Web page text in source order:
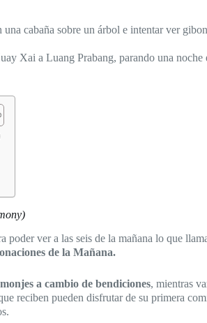
cabaña sobre un árbol e intentar ver
Xai a Luang Prabang, parando una noche
poder ver a las seis de la mañana lo que
de la Mañana.
a cambio de bendiciones, mientras
reciben pueden disfrutar de su primera